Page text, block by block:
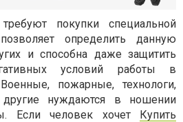
покупки специальной
определить данную
и способна даже защитить
условий работы в
пожарные, технологи,
нуждаются в ношении
Если человек хочет Купить